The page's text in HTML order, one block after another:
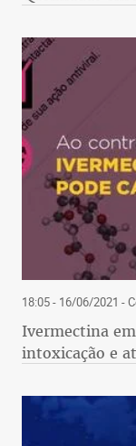
18:05 - 16/06/2021 -
Ivermectina
intoxicação e